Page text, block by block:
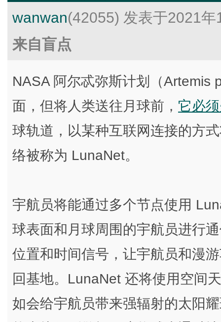
wanwan(42055) 发表于2021
来自盲点
NASA 阿尔忒弥斯计划（Artemis
面，但将人类送往月球前， 它必
球轨道，以某种互联网连接的方
络被称为 LunaNet。
宇航员将能通过多个节点使用
球表面和月球周围的宇航员进行
位置和时间信号，让宇航员和漫
回基地。LunaNet 还将使用空间
如会给宇航员带来强辐射的太阳